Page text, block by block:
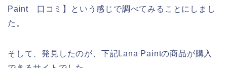
Paint 口コミ】という感じで調べてみることにしまし
た。
そして、発見したのが、下記Lana Paintの商品が購入